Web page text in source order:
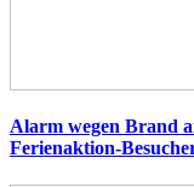
Alarm wegen Brand
Ferienaktion-